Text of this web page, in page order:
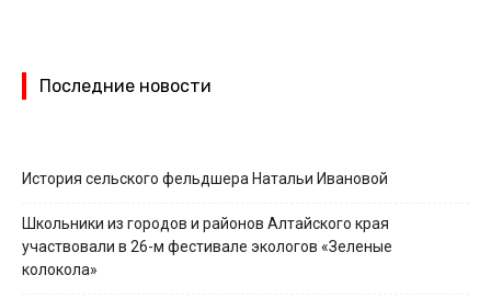
Последние новости
История сельского фельдшера Натальи Ивановой
Школьники из городов и районов Алтайского края
участвовали в 26-м фестивале экологов «Зеленые
колокола»